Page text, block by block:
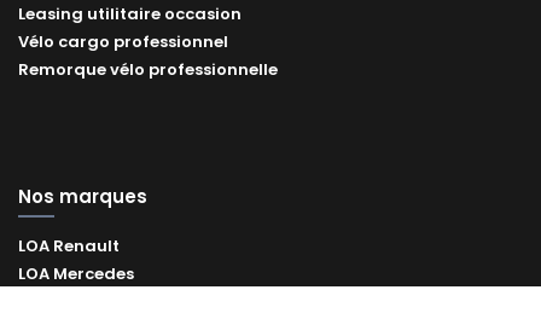
Leasing utilitaire occasion
Vélo cargo professionnel
Remorque vélo professionnelle
Nos marques
LOA Renault
LOA Mercedes